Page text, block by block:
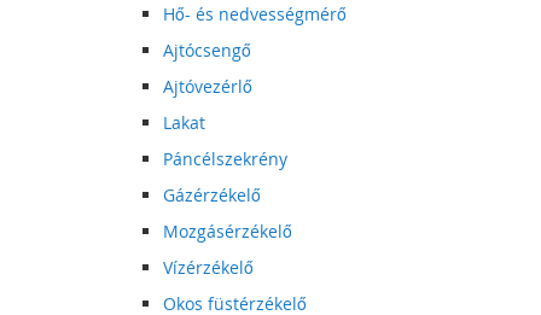
Hő- és nedvességmérő
Ajtócsengő
Ajtóvezérlő
Lakat
Páncélszekrény
Gázérzékelő
Mozgásérzékelő
Vízérzékelő
Okos füstérzékelő